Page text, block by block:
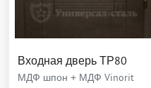
Входная дверь ТР80
МДФ шпон + МДФ Vinorit